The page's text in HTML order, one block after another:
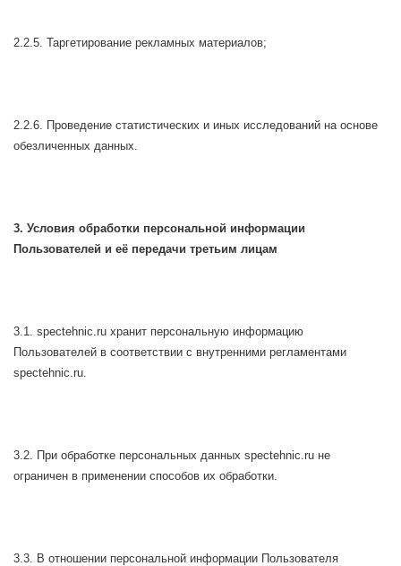
2.2.5. Таргетирование рекламных материалов;
2.2.6. Проведение статистических и иных исследований на основе
обезличенных данных.
3. Условия обработки персональной информации
Пользователей и её передачи третьим лицам
3.1. spectehnic.ru хранит персональную информацию
Пользователей в соответствии с внутренними регламентами
spectehnic.ru.
3.2. При обработке персональных данных spectehnic.ru не
ограничен в применении способов их обработки.
3.3. В отношении персональной информации Пользователя